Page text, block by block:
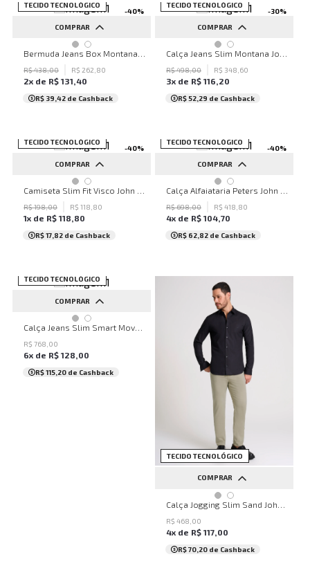
SALE
TECIDO TECNOLÓGICO
-40%
COMPRAR
36 38 40 42 44
R$438,00 R$ 262 80
2x de R$ 131,40
R$ 39,42 de Cashback
SALE
TECIDO TECNOLÓGICO
-30%
COMPRAR
36 38 40
R$498,00 R$ 348 60
3x de R$ 116,20
R$ 52,29 de Cashback
SALE
TECIDO TECNOLÓGICO
-40%
COMPRAR
P M G GG
R$198,00 R$ 118 80
1x de R$ 118,80
R$ 17,82 de Cashback
SALE
TECIDO TECNOLÓGICO
-40%
COMPRAR
38
R$698,00 R$ 418 80
4x de R$ 104,70
R$ 62,82 de Cashback
TECIDO TECNOLÓGICO
COMPRAR
38 40 42 44 46
R$ 768 00
6x de R$ 128,00
R$ 115,20 de Cashback
NEW
TECIDO TECNOLÓGICO
COMPRAR
38 40 42 44 46
R$ 468 00
4x de R$ 117 00
R$ 70,20 de Cashback